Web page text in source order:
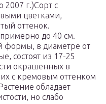
2007 г.)Сорт с
цветками,
оттенок.
до 40 см.
формы, в диаметре от
состоят из 17-25
окрашенных в
с кремовым оттенком
обладает
но слабо